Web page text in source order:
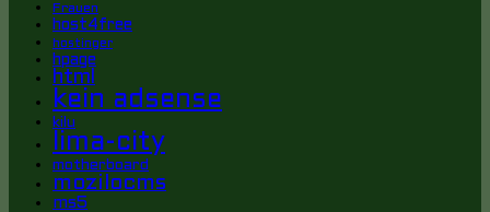
Frauen
host4free
hostinger
hpage
html
kein adsense
kilu
lima-city
motherboard
mozilocms
ms5